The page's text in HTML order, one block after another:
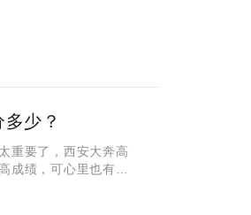
少？
重要了，西安大奔高
成绩，可心里也有疑